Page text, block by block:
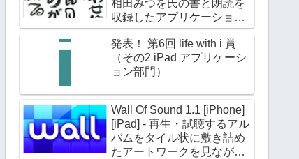
相田みつを氏の書と朗読を
収録したアプリケーション
第二弾
発表！ 第6回 life with i 賞
（その2 iPad アプリケーシ
ョン部門）
Wall Of Sound 1.1 [iPhone]
[iPad] - 再生・試聴するアル
バムをタイル状に敷き詰め
たアートワークを見ながら